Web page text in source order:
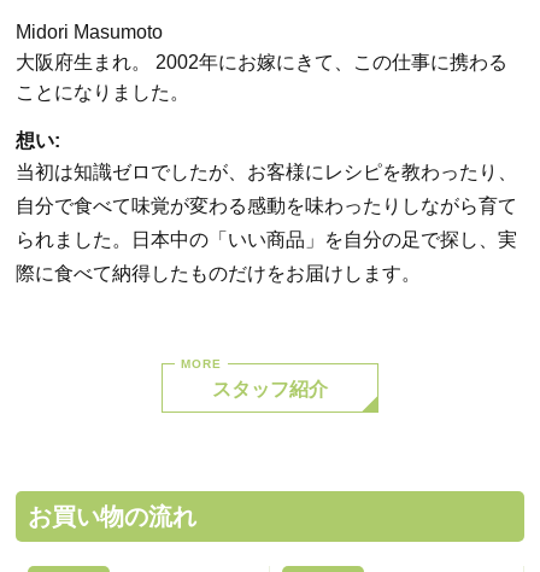
Midori Masumoto
大阪府生まれ。 2002年にお嫁にきて、この仕事に携わる
ことになりました。
想い:
当初は知識ゼロでしたが、お客様にレシピを教わったり、
自分で食べて味覚が変わる感動を味わったりしながら育て
られました。日本中の「いい商品」を自分の足で探し、実
際に食べて納得したものだけをお届けします。
スタッフ紹介
お買い物の流れ